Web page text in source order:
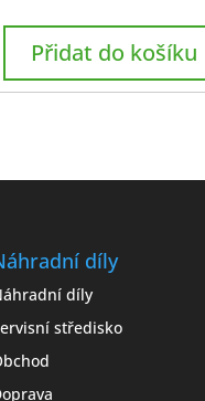
Přidat do košíku
díly
díly
středisko